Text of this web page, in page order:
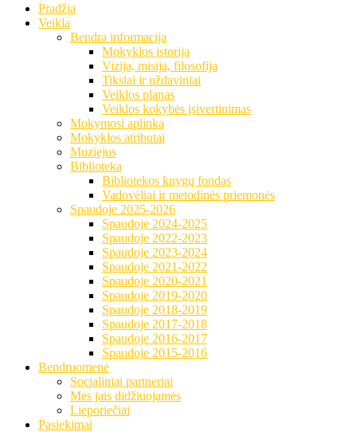
Pradžia
Veikla
Bendra informacija
Mokyklos istorija
Vizija, misija, filosofija
Tikslai ir uždaviniai
Veiklos planas
Veiklos kokybės įsivertinimas
Mokymosi aplinka
Mokyklos atributai
Muziejus
Biblioteka
Bibliotekos knygų fondas
Vadovėliai ir metodinės priemonės
Spaudoje 2025-2026
Spaudoje 2024-2025
Spaudoje 2022-2023
Spaudoje 2023-2024
Spaudoje 2021-2022
Spaudoje 2020-2021
Spaudoje 2019-2020
Spaudoje 2018-2019
Spaudoje 2017-2018
Spaudoje 2016-2017
Spaudoje 2015-2016
Bendruomenė
Socialiniai partneriai
Mes jais didžiuojamės
Lieporiečiai
Pasiekimai